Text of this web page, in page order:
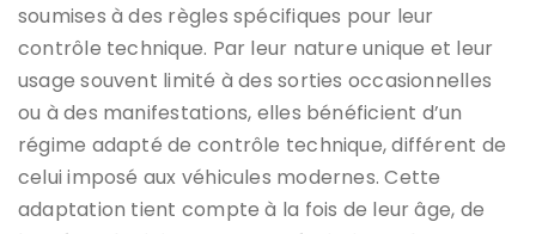
soumises à des règles spécifiques pour leur
contrôle technique. Par leur nature unique et leur
usage souvent limité à des sorties occasionnelles
ou à des manifestations, elles bénéficient d’un
régime adapté de contrôle technique, différent de
celui imposé aux véhicules modernes. Cette
adaptation tient compte à la fois de leur âge, de